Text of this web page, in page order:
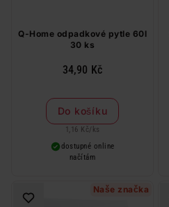
Q-Home odpadkové pytle 60l
30 ks
34,90 Kč
Do košíku
1,16 Kč/ ks
dostupné online
načítám
Naše značka